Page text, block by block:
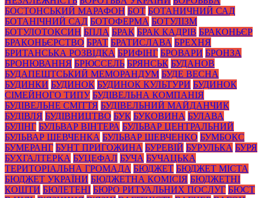
БОСТОНСЬКИЙ МАРАФОН БОТ БОТАНИЧНИЙ САД
БОТАНІЧНИЙ САД БОТОФЕРМА БОТУЛІЗМ
БОТУЛОТОКСИН БПЛА БРАК БРАК КАДРІВ БРАКОНЬЄР
БРАКОНЬЄРСТВО БРАТ БРАТИСЛАВА БРЕХНЯ
БРИТАНСЬКА РОЗВІДКА БРИФІНГ БРОВАРИ БРОНЗА
БРОНЮВАННЯ БРЮССЕЛЬ БРЯНСЬК БУДАНОВ
БУДАПЕШТСЬКИЙ МЕМОРАНДУМ БУДЕ ВЕСНА
БУДИНКИ БУДИНОК БУДИНОК КУЛЬТУРИ БУДИНОК
СІМЕЙНОГО ТИПУ БУДІВЕЛЬНА КОМПАНІЯ
БУДІВЕЛЬНЕ СМІТТЯ БУДІВЕЛЬНИЙ МАЙДАНЧИК
БУДІВЛЯ БУДІВНИЦТВО БУК БУКОВИНА БУЛАВА
БУЛІНГ БУЛЬВАР ВІНТЕРА БУЛЬВАР ЦЕНТРАЛЬНИЙ
БУЛЬВАР ШЕВЧЕНКА БУЛЬВАР ШЕВЧЕНКО БУМБОКС
БУМЕРАНГ БУНТ ПРИГОЖИНА БУРЕВІЙ БУРУЛЬКА БУРЯ
БУХГАЛТЕРКА БУЦЕФАЛ БУЧА БУЧАЦЬКА
ТЕРИТОРІАЛЬНА ГРОМАДА БЮДЖЕТ БЮДЖЕТ МІСТА
БЮДЖЕТ УКРАЇНИ БЮДЖЕТНА КОМІСІЯ БЮДЖЕТНІ
КОШТИ БЮЛЕТЕНІ БЮРО РИТУАЛЬНИХ ПОСЛУГ БЮСТ